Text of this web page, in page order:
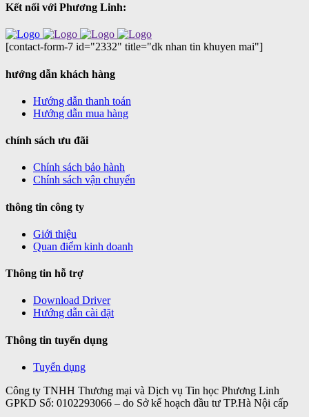
Kết nối với Phương Linh:
[contact-form-7 id="2332" title="dk nhan tin khuyen mai"]
hướng dẫn khách hàng
Hướng dẫn thanh toán
Hướng dẫn mua hàng
chính sách ưu đãi
Chính sách bảo hành
Chính sách vận chuyển
thông tin công ty
Giới thiệu
Quan điểm kinh doanh
Thông tin hỗ trợ
Download Driver
Hướng dẫn cài đặt
Thông tin tuyển dụng
Tuyển dụng
Công ty TNHH Thương mại và Dịch vụ Tin học Phương Linh
GPKD Số: 0102293066 – do Sở kế hoạch đầu tư TP.Hà Nội cấp